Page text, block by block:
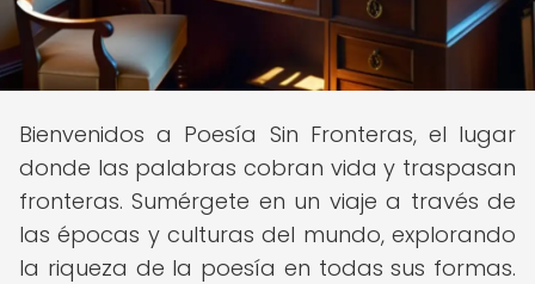
Bienvenidos a Poesía Sin Fronteras, el lugar
donde las palabras cobran vida y traspasan
fronteras. Sumérgete en un viaje a través de
las épocas y culturas del mundo, explorando
la riqueza de la poesía en todas sus formas.